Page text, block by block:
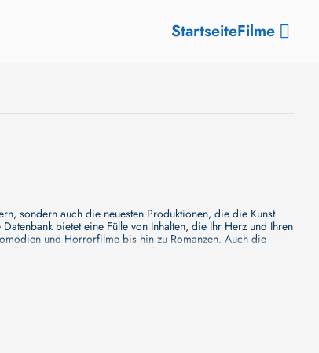
StartseiteFilme
sondern auch die neuesten Produktionen, die die Kunst
bietet eine Fülle von Inhalten, die Ihr Herz und Ihren
und Horrorfilme bis hin zu Romanzen. Auch die
Plattform mehr ist als nur ein Ort, an dem man beliebte
Medien oft nicht gewürdigt werden. Aus diesem